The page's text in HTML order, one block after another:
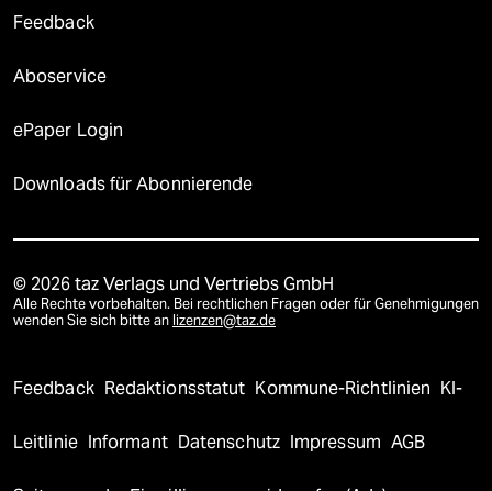
Feedback
Aboservice
ePaper Login
Downloads für Abonnierende
© 2026 taz Verlags und Vertriebs GmbH
Alle Rechte vorbehalten. Bei rechtlichen Fragen oder für Genehmigungen
wenden Sie sich bitte an lizenzen@taz.de
Feedback Redaktionsstatut Kommune-Richtlinien KI-
Leitlinie Informant Datenschutz Impressum AGB